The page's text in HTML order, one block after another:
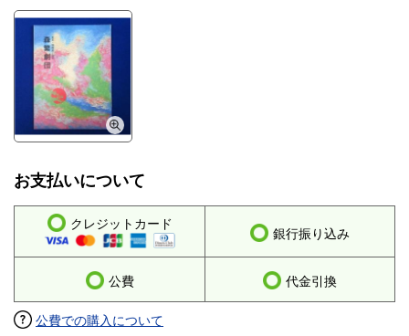
お支払いについて
クレジットカード
銀行振り込み
公費 代金引換
公費での購入について